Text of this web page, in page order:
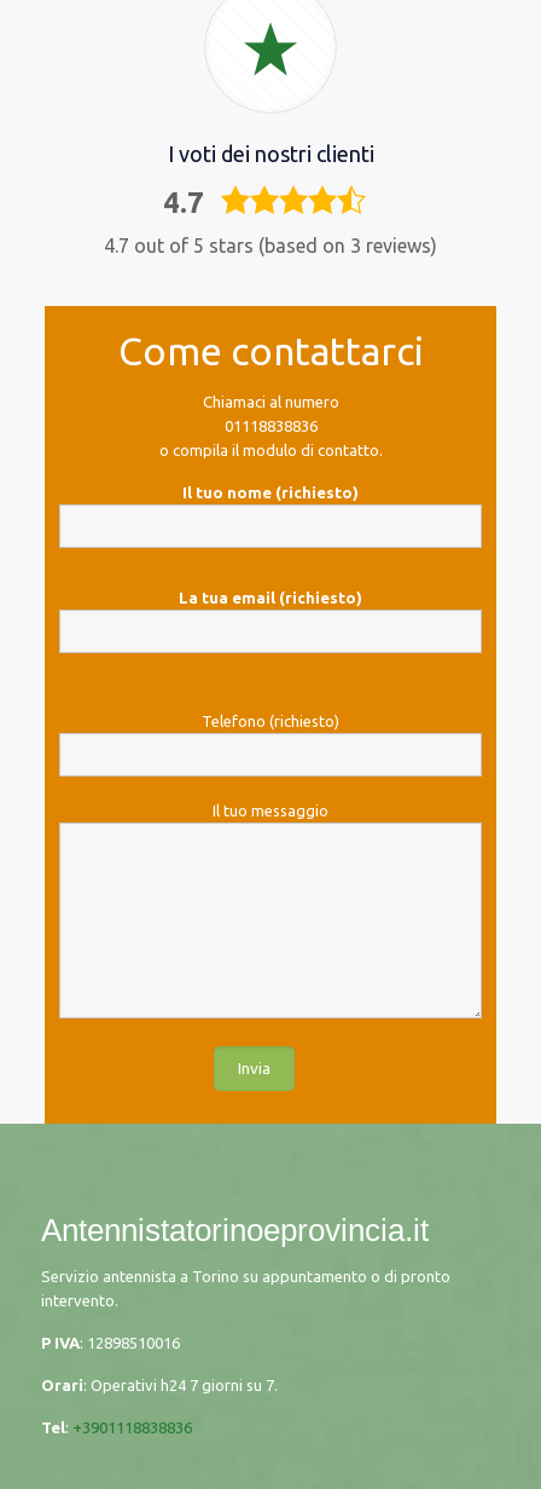
I voti dei nostri clienti
4.7
4,7
4.7 out of 5 stars (based on 3 reviews)
Come contattarci
Chiamaci al numero
01118838836
o compila il modulo di contatto.
Il tuo nome (richiesto)
La tua email (richiesto)
Telefono (richiesto)
Il tuo messaggio
Antennistatorinoeprovincia.it
Servizio antennista a Torino su appuntamento o di pronto
intervento.
P IVA: 12898510016
Orari: Operativi h24 7 giorni su 7.
Tel: +3901118838836